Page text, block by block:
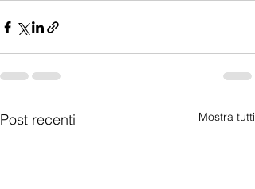
Post recenti Mostra tutti